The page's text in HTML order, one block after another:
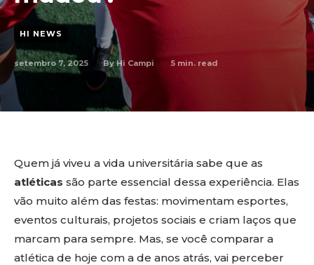
HI NEWS
setembro 7, 2025 By Hi Campi 5 min. read
Quem já viveu a vida universitária sabe que as
atléticas são parte essencial dessa experiência. Elas
vão muito além das festas: movimentam esportes,
eventos culturais, projetos sociais e criam laços que
marcam para sempre. Mas, se você comparar a
atlética de hoje com a de anos atrás, vai perceber